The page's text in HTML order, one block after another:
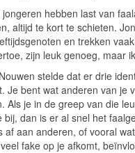
jongeren hebben last van
altijd te kort te schieten.
en trekken
zijn leuk genoeg, maar
stelde dat er drie
Je bent wat anderen van je
Als je in de greep van die
bij, dan is er al snel het
af aan anderen, of vooral
fake op je afkomt,